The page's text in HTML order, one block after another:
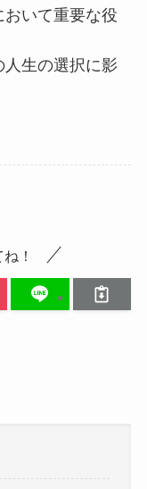
いて重要な役
生の選択に影
！